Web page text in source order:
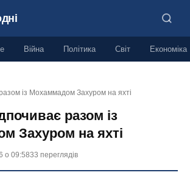
Війна Політика Світ Економіка
із Мохаммадом Захуром на яхті
разом із
Захуром на яхті
о 09:5833 переглядів